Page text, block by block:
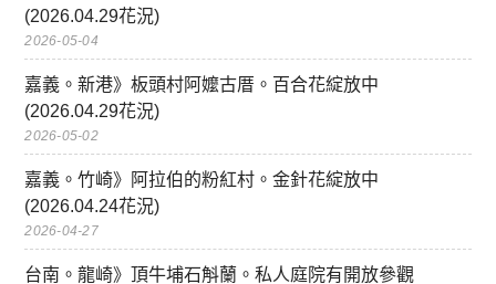
(2026.04.29花況)
2026-05-04
嘉義。新港》板頭村阿嬤古厝。百合花綻放中
(2026.04.29花況)
2026-05-02
嘉義。竹崎》阿拉伯的粉紅村。金針花綻放中
(2026.04.24花況)
2026-04-27
台南。龍崎》頂牛埔石斛蘭。私人庭院有開放參觀